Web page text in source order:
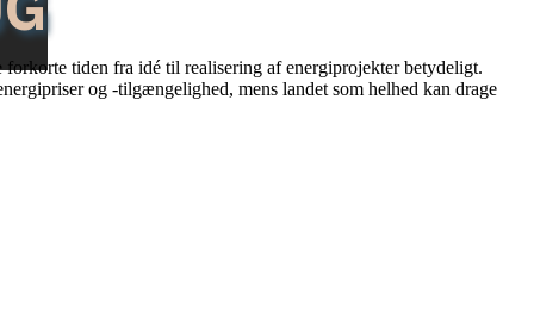
tiden fra idé til realisering af energiprojekter betydeligt.
og -tilgængelighed, mens landet som helhed kan drage